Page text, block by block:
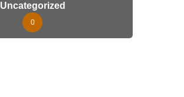
Uncategorized
0